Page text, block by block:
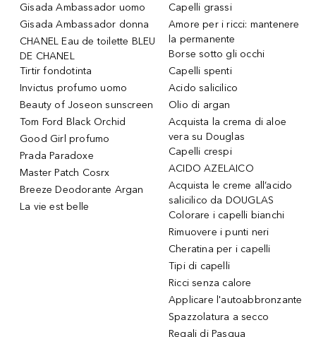
Gisada Ambassador uomo
Gisada Ambassador donna
CHANEL Eau de toilette BLEU
DE CHANEL
Tirtir fondotinta
Invictus profumo uomo
Beauty of Joseon sunscreen
Tom Ford Black Orchid
Good Girl profumo
Prada Paradoxe
Master Patch Cosrx
Breeze Deodorante Argan
La vie est belle
Capelli grassi
Amore per i ricci: mantenere
la permanente
Borse sotto gli occhi
Capelli spenti
Acido salicilico
Olio di argan
Acquista la crema di aloe
vera su Douglas
Capelli crespi
ACIDO AZELAICO
Acquista le creme all’acido
salicilico da DOUGLAS
Colorare i capelli bianchi
Rimuovere i punti neri
Cheratina per i capelli
Tipi di capelli
Ricci senza calore
Applicare l'autoabbronzante
Spazzolatura a secco
Regali di Pasqua